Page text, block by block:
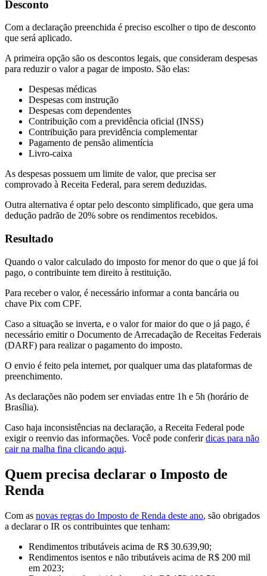
Desconto
Com a declaração preenchida é preciso escolher o tipo de desconto
que será aplicado.
A primeira opção são os descontos legais, que consideram despesas
para reduzir o valor a pagar de imposto. São elas:
Despesas médicas
Despesas com instrução
Despesas com dependentes
Contribuição com a previdência oficial (INSS)
Contribuição para previdência complementar
Pagamento de pensão alimentícia
Livro-caixa
As despesas possuem um limite de valor, que precisa ser
comprovado à Receita Federal, para serem deduzidas.
Outra alternativa é optar pelo desconto simplificado, que gera uma
dedução padrão de 20% sobre os rendimentos recebidos.
Resultado
Quando o valor calculado do imposto for menor do que o que já foi
pago, o contribuinte tem direito à restituição.
Para receber o valor, é necessário informar a conta bancária ou
chave Pix com CPF.
Caso a situação se inverta, e o valor for maior do que o já pago, é
necessário emitir o Documento de Arrecadação de Receitas Federais
(DARF) para realizar o pagamento do imposto.
O envio é feito pela internet, por qualquer uma das plataformas de
preenchimento.
As declarações não podem ser enviadas entre 1h e 5h (horário de
Brasília).
Caso haja inconsistências na declaração, a Receita Federal pode
exigir o reenvio das informações. Você pode conferirdicas para não
cair na malha fina clicando aqui.
Quem precisa declarar o Imposto de
Renda
Com as novas regras do Imposto de Renda deste ano, são obrigados
a declarar o IR os contribuintes que tenham:
Rendimentos tributáveis acima de R$ 30.639,90;
Rendimentos isentos e não tributáveis acima de R$ 200 mil
em 2023;